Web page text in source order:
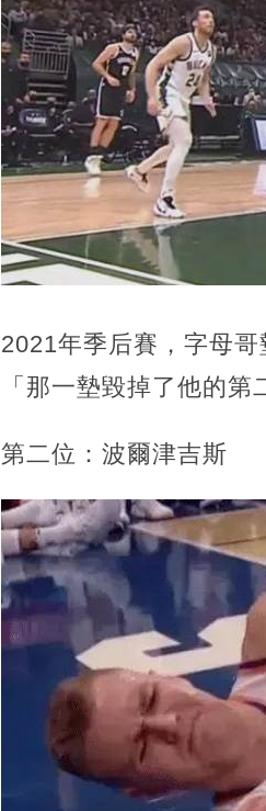
2021年季后賽，字母
「那一墊毀掉了他的
第二位：波爾津吉斯